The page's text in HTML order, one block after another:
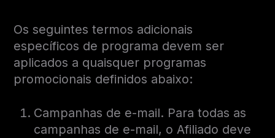
Os seguintes termos adicionais
específicos de programa devem ser
aplicados a quaisquer programas
promocionais definidos abaixo:
Campanhas de e-mail. Para todas as
campanhas de e-mail, o Afiliado deve